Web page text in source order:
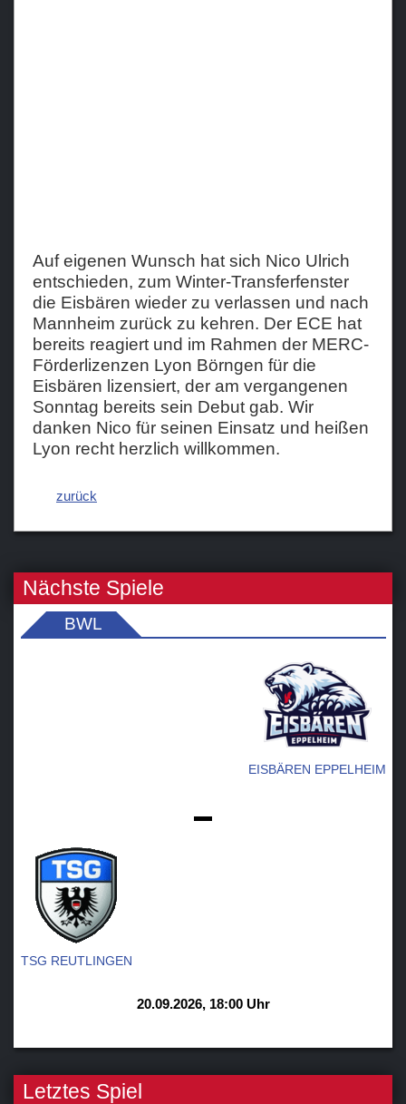
Auf eigenen Wunsch hat sich Nico Ulrich
entschieden, zum Winter-Transferfenster
die Eisbären wieder zu verlassen und nach
Mannheim zurück zu kehren. Der ECE hat
bereits reagiert und im Rahmen der MERC-
Förderlizenzen Lyon Börngen für die
Eisbären lizensiert, der am vergangenen
Sonntag bereits sein Debut gab. Wir
danken Nico für seinen Einsatz und heißen
Lyon recht herzlich willkommen.
zurück
Nächste Spiele
BWL
EISBÄREN EPPELHEIM
-
TSG REUTLINGEN
20.09.2026, 18:00 Uhr
Letztes Spiel